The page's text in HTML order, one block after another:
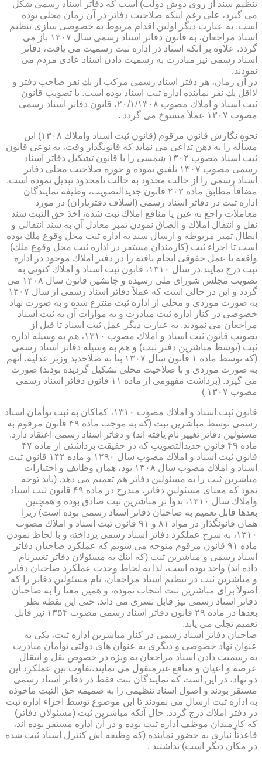
تنظیم سند از روی دوش دولت) است كه دفاتر اسناد رسمی شكل
می گیرد، علی رغم اینكه صلاحیت دفاتر در آن زمان محلی بوده
است. به عبارت دیگر اولین اقدام مربوط به خصوصی سازی تنظیم
اسناد مراجعان، به قانون دفاتر اسناد رسمی سال ۱۳۰۷ باز می
گردد. علاوه بر آنكه اسناد در اداره ثبت رسمیت می یافت، دفاتر
اسناد رسمی نیز مبادرت به رسمیت دادن اسناد عادی مردم می
نمودند.
در آن زمان، هر دفتر اسناد رسمی مركب از یك نفر صاحب دفتر و
لااقل یك نفر نماینده اداره ثبت اسناد بوده است. با تصویب قانون
ثبت اسناد و املاك مصوب ۲۰/۱/۱۳۰۸، قانون دفاتر اسناد رسمی
مصوب ۱۳۰۷ عملاً منسوخ می گردد .
نحوه نگارش قانون مرقوم (قانون ثبت اسناد واملاك ۱۳۰۸) این
مسأله را به ذهن تداعی می نماید كه قانونگذار وقت، به نوعی قانون
ثبت اسناد مصوب ۱۳۰۲ شمسی را با قانون تشكیل دفاتر اسناد
رسمی مصوب ۱۳۰۷ تلفیق نموده و حوزه صلاحیت محلی دفاتر
اسناد رسمی را از حالت محدود به حالت نامحدود تبدیل نموده است.
مضافاً مطابق ماده ۲۰۳ قانون جدیدالتصویب، وظیفه نمایندگان
اداره ثبت در دفاتر اسناد رسمی (اسلاف دفتریاران) در مورد
معاملات راجع به عین یا منافع املاك ثبت شده، اخذ حق الثبت سند
نقل و انتقال املاك و الصاق نمودن تمبر معادل آن به سند انتقالی و
ابطال تمبر مربوطه و ارسال سند به اداره ثبت محل وقوع ملك بوده
است تا اجزاء ثبت (كارمندان مستقر در اداره ثبت محل وقوع ملك)
واقعه یا عمل حقوقی انجام یافته را در دفتر املاك موجود در اداره
ثبت درج نمایند.در سال ۱۳۱۰، قانون ثبت اسناد و املاك كنونی به
تصویب مجلس شورای ملی رسیده و جانشین قانون سال ۱۳۰۸ می
گردد و این در حالی است كه عملاً دفاتر اسناد رسمی از سال ۱۳۰۷
به صورت موردی و محلی از اداره ثبت منتزع شده و به صورت نهاد
خصوصی در كنار اداره ثبت مبادرت و به موازات آن به ثبت اسناد
مراجعان می نمودند. به عبارت دیگر عمل ثبت اسناد تا قبل از
تصویب قانون ثبت اسناد و املاك مصوب ۱۳۱۰، هم به وسیله اداره
ثبت (توسط مباشرین دفتر ثبت) و هم به وسیله دفاتر اسناد رسمی
(كه توسط ماده ۱ قانون سال ۱۳۰۷ بنا به صلاحدید وزیر عدلیه، آنهم
به صورت موردی و با صلاحیت محلی تشكیل گردیده بودند) صورت
می گیرد. (برداشت مفهومی از ماده ۱۱ قانون دفاتر اسناد رسمی
مصوب ۱۳۰۷ )
قانون ثبت اسناد و املاك مصوب ۱۳۱۰، كماكان به ثبت توأمان اسناد
رسمی توسط مباشرین ثبت (كه به موجب ماده ۴۹ قانون مرقوم به
مسئولین دفاتر تغییر نام یافته اند) و دفاتر اسناد رسمی اعتقاد دارد.
ماده ۴۹ قانون جدیدالتصویب كه در حقیقت برداشتی از ماده ۴۷
قانون ثبت اسناد و املاك مصوب سال ۱۲۹۰ و ماده ۱۴۲ قانون ثبت
اسناد و املاك مصوب سال ۱۳۰۸ بود، همان وظایف و اختیارات
مباشرین ثبت را به مسئولین دفاتر هم تعمیم می دهد. (باید توجه
نمود كه معنای مسئولین دفاتر، مندرج در ماده ۴۹ قانون ثبت اسناد
واملاك سال ۱۳۱۰، بدواً بر مباشرین ثبت صادق بوده و همچنین
بعدها قابل تعمیم به صاحبان دفاتر اسناد رسمی بوده است) زیرا
همان قانونگذار در مواد ۸۱ و ۹۱ قانون ثبت اسناد و املاك مصوب
۱۳۱۰، به شرح عملكرد دفاتر اسناد رسمی پرداخته و با لحاظ نمودن
ماده ۹۱ قانون مرقوم متوجه می شویم كه عملكرد صاحبان دفاتر
اسناد رسمی و مباشرین ثبت (كه اینك به مسئولان دفاتر تغییرنام
داده اند) واحد بوده است، لذا به لحاظ وحدت عملكرد صاحبان دفاتر
و مباشرین ثبت در تنظیم اسناد مراجعان، نام مسئولین دفاتر را كه
اصولاً برای مباشرین ثبت انتخاب نموده، و همین معنا را به صاحبان
دفاتر اسناد رسمی نیز قابل تسری می داند. حتی این نقطه نظر
بعدها در ماده ۲۹ قانون دفاتر اسناد رسمی مصوب ۱۳۵۴ نیز قابل
تعمیم تجلی می یابد.
صاحبان دفاتر اسناد رسمی در كنار مباشرین اداره ثبت، یكی به
عنوان نهاد خصوصی و دیگری به عنوان های دولتی توأمان مبادرت
به رسمیت دادن اسناد مراجعان به ویژه در خصوص نقل و انتقال
عرصه و اعیان و منافع غیرمنقول می نمایند.تفاوت بین عملكرد این
دو نهاد، در این است كه نمایندگان ثبت فقط در دفاتر اسناد رسمی
مستقر بودند و اصول اسناد تنظیمی را به ضمیمه حق الثبت مأخوذه
به اداره ثبت ارسال می نمودند تا این موضوع توسط اجزاء اداره ثبت
در دفتر املاك درج گردد. حال آنكه مباشرین ثبت (مسئولان دفاتر)
كه كارمندان موظف اداره ثبت بوده و در آن اداره مستقر بوده اند،
قاعدتاً نیازی به حضور نماینده (كه وظیفه اش كنترل اسناد ثبت شده
در مكان دیگر است) نداشتند .